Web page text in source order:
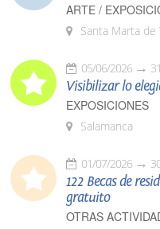
ARTE /
Santa Marta de
05/06/2026
Visibilizar lo
EXPOSICIONES
Salamanca
01/07/2026
122 Becas de
gratuito
OTRAS